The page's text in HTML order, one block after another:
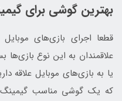
بهترین گوشی برای
قطعا اجرای بازی‌های
علاقمندان به این نوع
یا به بازی‌های موبایل علاقه
که یک گوشی مناسب گیمینگ